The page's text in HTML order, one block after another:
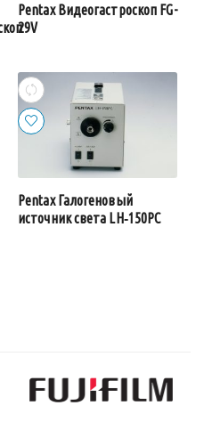
Pentax Видеогастроскоп FG-
29V
Pentax Галогеновый
источник света LH‑150PC